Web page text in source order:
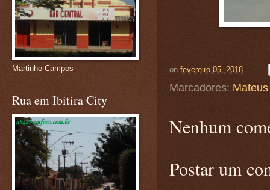
on fevereiro 05, 2018
Marcadores: Mateus
Nenhum
Postar um
Martinho Campos
Rua em Ibitira City